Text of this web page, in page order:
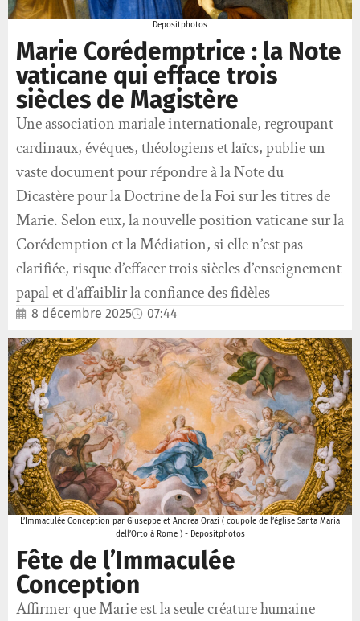
Depositphotos
Marie Corédemptrice : la Note
vaticane qui efface trois
siècles de Magistère
Une association mariale internationale, regroupant
cardinaux, évêques, théologiens et laïcs, publie un
vaste document pour répondre à la Note du
Dicastère pour la Doctrine de la Foi sur les titres de
Marie. Selon eux, la nouvelle position vaticane sur la
Corédemption et la Médiation, si elle n’est pas
clarifiée, risque d’effacer trois siècles d’enseignement
papal et d’affaiblir la confiance des fidèles
8 décembre 2025 07:44
L’Immaculée Conception par Giuseppe et Andrea Orazi ( coupole de l’église Santa Maria
dell’Orto à Rome ) - Depositphotos
Fête de l’Immaculée
Conception
Affirmer que Marie est la seule créature humaine